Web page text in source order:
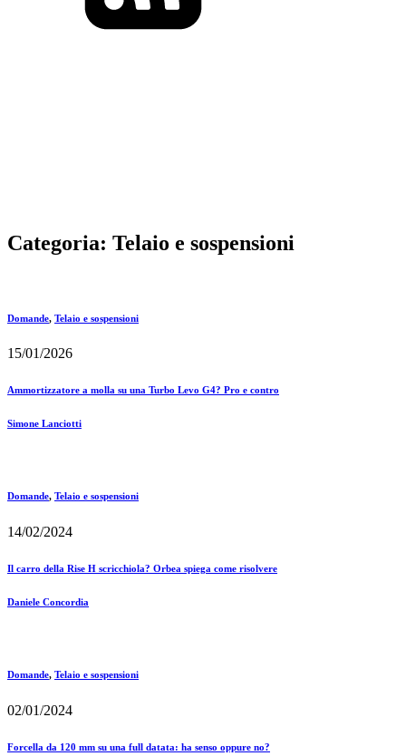
Categoria: Telaio e sospensioni
Domande, Telaio e sospensioni
15/01/2026
Ammortizzatore a molla su una Turbo Levo G4? Pro e contro
Simone Lanciotti
Domande, Telaio e sospensioni
14/02/2024
Il carro della Rise H scricchiola? Orbea spiega come risolvere
Daniele Concordia
Domande, Telaio e sospensioni
02/01/2024
Forcella da 120 mm su una full datata: ha senso oppure no?